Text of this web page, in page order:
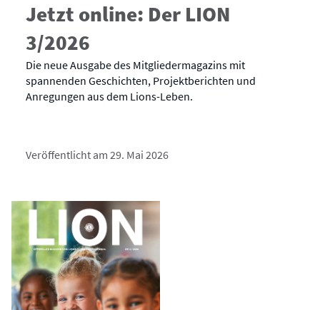
Jetzt online: Der LION
3/2026
Die neue Ausgabe des Mitgliedermagazins mit
spannenden Geschichten, Projektberichten und
Anregungen aus dem Lions-Leben.
Veröffentlicht am 29. Mai 2026